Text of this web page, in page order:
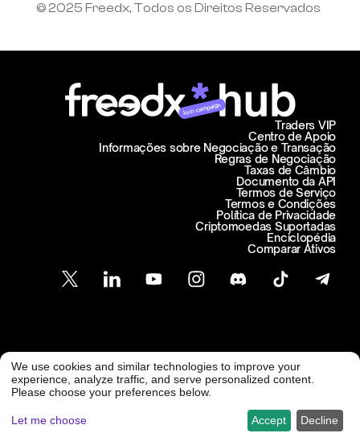
© 2025 Freedx, Todos os Direitos Reservados
Join campaign
Centro de Apoio
Informações sobre Negociação e Transação
Traders VIP
Regras de Negociação
Taxas de Câmbio
Documento da API
Termos de Serviço
Termos e Condições
Política de Privacidade
Criptomoedas Suportadas
Enciclopédia
Comparar Ativos
Atendimento ao Cliente
support@freedx.com @ Freedx 2026
We use cookies and similar technologies to improve your
experience, analyze traffic, and serve personalized content.
Please choose your preferences below.
Let me choose Decline
Accept